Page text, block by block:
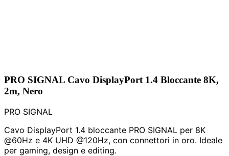
PRO SIGNAL Cavo DisplayPort 1.4 Bloccante 8K,
2m, Nero
PRO SIGNAL
Cavo DisplayPort 1.4 bloccante PRO SIGNAL per 8K
@60Hz e 4K UHD @120Hz, con connettori in oro. Ideale
per gaming, design e editing.